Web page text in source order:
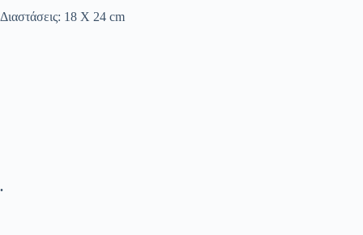
Διαστάσεις: 18 Χ 24 cm
.